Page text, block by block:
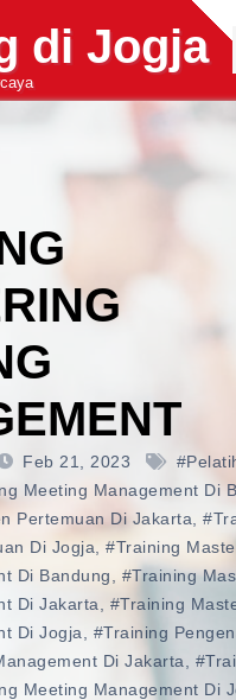
di Jogja
Feb 21, 2023
Meeting Management Di
Pertemuan Di Jakarta
Di Jogja
#training
Di Bandung
#training
Di Jakarta
#training
Di Jogja
#training
Di Jakarta
Meeting Management Di